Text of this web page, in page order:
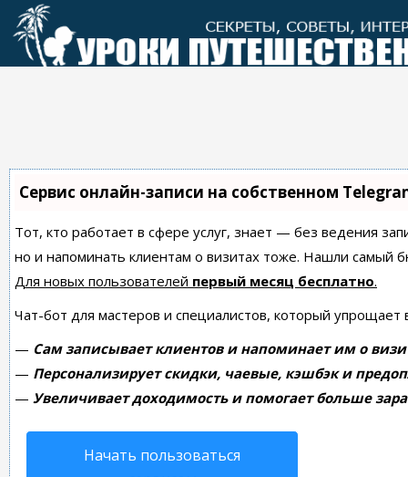
Перейти
контенту
Сервис онлайн-записи на собственном
Тот, кто работает в сфере услуг, знает — без ведения
но и напоминать клиентам о визитах тоже. Нашли самый
Для новых пользователей первый месяц бесплатно.
Чат-бот для мастеров и специалистов, который упрощает
— Сам записывает клиентов и напоминает им о
— Персонализирует скидки, чаевые, кэшбэк и
— Увеличивает доходимость и помогает больше
Начать пользоваться